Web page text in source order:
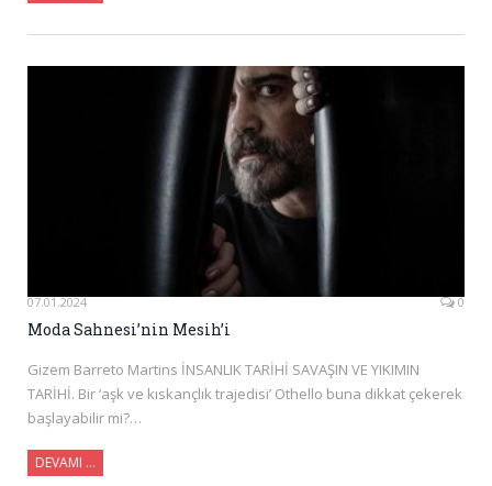
07.01.2024 0
Moda Sahnesi’nin Mesih’i
Gizem Barreto Martins İNSANLIK TARİHİ SAVAŞIN VE YIKIMIN
TARİHİ. Bir ‘aşk ve kıskançlık trajedisi’ Othello buna dikkat çekerek
başlayabilir mi?…
DEVAMI …